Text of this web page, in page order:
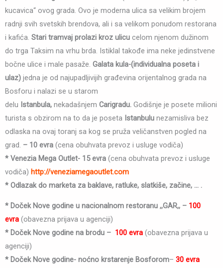
kucavica“ ovog grada. Ovo je moderna ulica sa velikim brojem
radnji svih svetskih brendova, ali i sa velikom ponudom restorana
i kafića. Stari tramvaj prolazi kroz ulicu celom njenom dužinom
do trga Taksim na vrhu brda. Istiklal takođe ima neke jedinstvene
bočne ulice i male pasaže. Galata kula-(individualna poseta i
ulaz) jedna je od najupadljivijih građevina orijentalnog grada na
Bosforu i nalazi se u starom
delu Istanbula, nekadašnjem Carigradu. Godišnje je posete milioni
turista s obzirom na to da je poseta Istanbulu nezamisliva bez
odlaska na ovaj toranj sa kog se pruža veličanstven pogled na
grad. – 10 evra (cena obuhvata prevoz i usluge vodiča)
* Venezia Mega Outlet- 15 evra (cena obuhvata prevoz i usluge
vodiča) http://veneziamegaoutlet.com
* Odlazak do marketa za baklave, ratluke, slatkiše, začine, … .
* Doček Nove godine u nacionalnom restoranu ,,GAR,, – 100
evra (obavezna prijava u agenciji)
* Doček Nove godine na brodu – 100 evra (obavezna prijava u
agenciji)
* Doček Nove godine- noćno krstarenje Bosforom– 30 evra